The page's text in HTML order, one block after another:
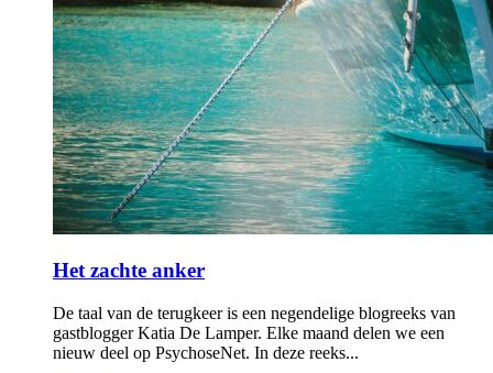
Het zachte anker
De taal van de terugkeer is een negendelige blogreeks van
gastblogger Katia De Lamper. Elke maand delen we een
nieuw deel op PsychoseNet. In deze reeks...